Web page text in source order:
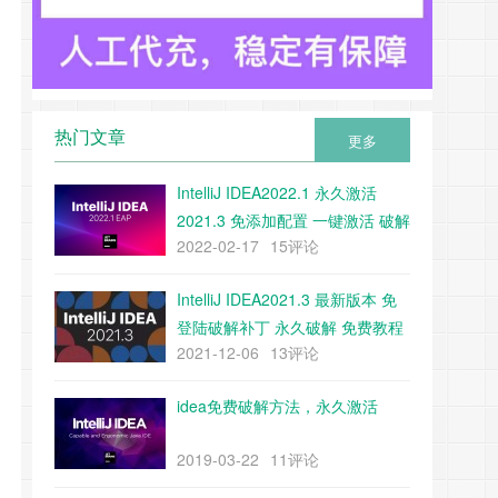
更多
热门文章
IntelliJ IDEA2022.1 永久激活
2021.3 免添加配置 一键激活 破解
教程 附带下载工具
2022-02-17 15评论
IntelliJ IDEA2021.3 最新版本 免
登陆破解补丁 永久破解 免费教程
（附带补丁下载）
2021-12-06 13评论
idea免费破解方法，永久激活
2019-03-22 11评论